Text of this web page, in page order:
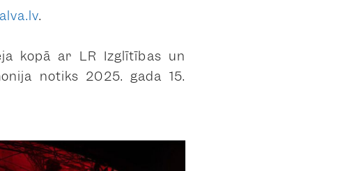
.
kopā ar LR Izglītības un
notiks 2025. gada 15.